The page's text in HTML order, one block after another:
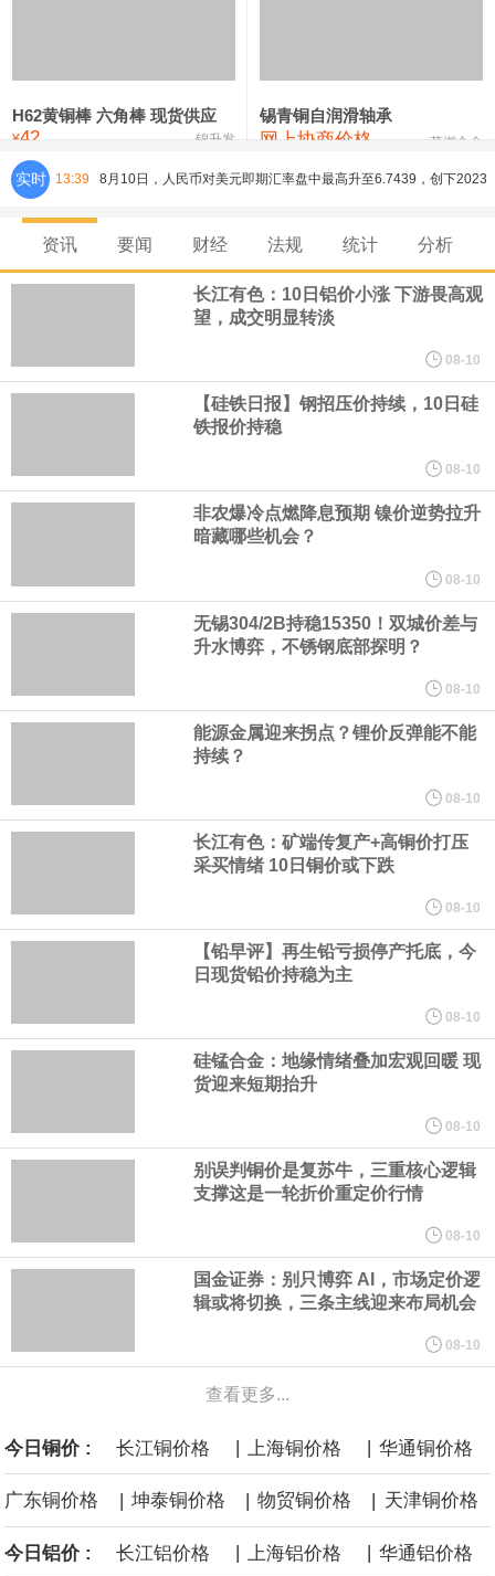
氯化镍 38,300—40,300 39,300 0
H62黄铜棒 六角棒 现货供应
¥42 锦升发
锡青铜自润滑轴承
网上协商价格 芜湖合金
实时 13:39 8月10日，人民币对美元即期汇率盘中最高升至6.7439，创下2023
年2月6日以来的3年多新高。工银亚洲在展望下半年人民币走势时认
为，人民币汇率大概率延续波动、缓步走升态势，主要影响因素包
对出口产品和地区结构、量价关系分化等影响；二是国际资金增配
中间价相机调整。
2028年全市智能机器人产业核心产值突破200亿元
国家发展改革委、国家能源局印发《煤炭工业发展“十五五”规划》。
其中指出，统筹资源开发条件、市场需求、运输通道、环境约束等
因素，有序推进煤炭资源开发。西部资源富集地区强化开发整体规
划，完善上下游开发利用体系，提升跨区域协同保障能力。持续推
进山西、蒙西、蒙东、陕北、新疆煤炭供应保障基地建设，高标准
规划建设一批大型现代化煤矿，提升规模化集约化开发水平，2030
年，五大煤炭供应保障基地产量占全国比重超80%。东中部地区统
筹本地区用能需求，合理控制开发节奏，根据资源条件加强评估论
国家发展改革委、国家能源局印发《煤炭工业发展“十五五”规划》。
其中提到，提高资源开发准入标准。坚持先立后破，统筹煤矿关闭
退出与区域供应保障，按照市场化法治化原则，推动落后产能煤矿
有序退出。西部地区优化生产结构，加快淘汰技术装备差、与生态
敏感区重叠煤矿。东中部地区稳妥推进灾害严重不能有效治理、资
源枯竭煤矿退出，妥善做好遗留问题处置和职工安置。西南、东北
等地区因地制宜设置政策标准，合理引导资源条件差、安全保障程
度低的中小煤矿退出，运用政策引导、市场手段等加快推动长期停
资讯 要闻 财经 法规 统计 分析
长江有色：10日铝价小涨 下游畏高观
望，成交明显转淡
08-10
【硅铁日报】钢招压价持续，10日硅
铁报价持稳
08-10
非农爆冷点燃降息预期 镍价逆势拉升
暗藏哪些机会？
08-10
无锡304/2B持稳15350！双城价差与
升水博弈，不锈钢底部探明？
08-10
能源金属迎来拐点？锂价反弹能不能
持续？
08-10
长江有色：矿端传复产+高铜价打压
采买情绪 10日铜价或下跌
08-10
【铅早评】再生铅亏损停产托底，今
日现货铅价持稳为主
08-10
硅锰合金：地缘情绪叠加宏观回暖 现
货迎来短期抬升
08-10
别误判铜价是复苏牛，三重核心逻辑
支撑这是一轮折价重定价行情
08-10
国金证券：别只博弈 AI，市场定价逻
辑或将切换，三条主线迎来布局机会
08-10
查看更多...
今日铜价 : 长江铜价格 | 上海铜价格 | 华通铜价格
广东铜价格 | 坤泰铜价格 | 物贸铜价格 | 天津铜价格
今日铝价 : 长江铝价格 上海铝价格 华通铝价格